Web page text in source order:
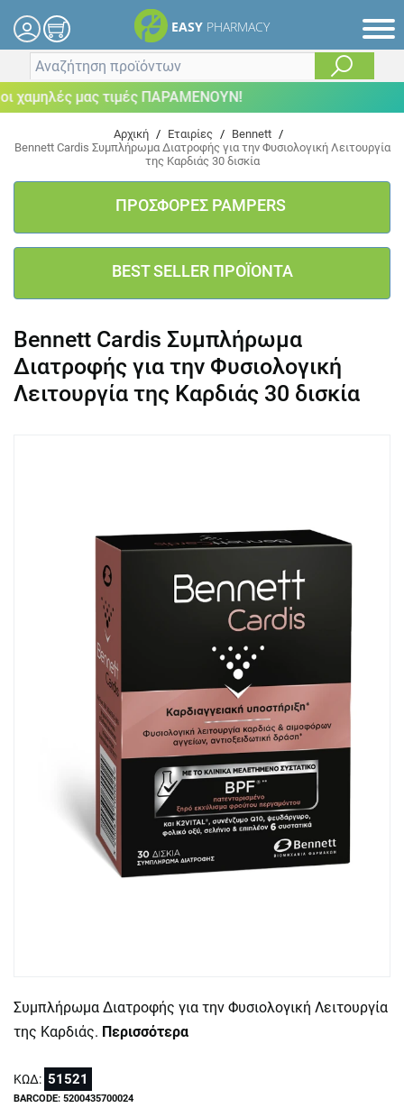
EASY PHARMACY
μας τιμές ΠΑΡΑΜΕΝΟΥΝ!
Αρχική / Εταιρίες / Bennett /
Bennett Cardis Συμπλήρωμα Διατροφής για την Φυσιολογική Λειτουργία
της Καρδιάς 30 δισκία
ΠΡΟΣΦΟΡΕΣ PAMPERS
BEST SELLER ΠΡΟΪΟΝΤΑ
Bennett Cardis Συμπλήρωμα
Διατροφής για την Φυσιολογική
Λειτουργία της Καρδιάς 30 δισκία
Συμπλήρωμα Διατροφής για την Φυσιολογική Λειτουργία
της Καρδιάς. Περισσότερα
ΚΩΔ: 51521
BARCODE: 5200435700024